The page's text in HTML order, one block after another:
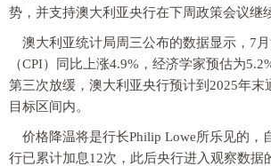
势，并支持澳大利亚央行在下周政策会议继
澳大利亚统计局周三公布的数据显示，7
（CPI）同比上涨4.9%，经济学家预估为
第三次放缓，澳大利亚央行预计到2025年末
目标区间内。
价格降温将是行长Philip Lowe所乐见的，
行已累计加息12次，此后央行进入观察数据